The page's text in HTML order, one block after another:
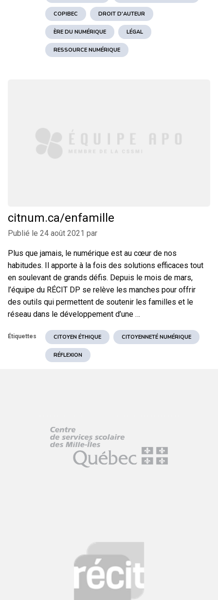
COPIBEC DROIT D'AUTEUR
ÈRE DU NUMÉRIQUE LÉGAL
RESSOURCE NUMÉRIQUE
citnum.ca/enfamille
Publié le 24 août 2021 par
Plus que jamais, le numérique est au cœur de nos
habitudes. Il apporte à la fois des solutions efficaces tout
en soulevant de grands défis. Depuis le mois de mars,
l’équipe du RÉCIT DP se relève les manches pour offrir
des outils qui permettent de soutenir les familles et le
réseau dans le développement d’une …
Étiquettes CITOYEN ÉTHIQUE CITOYENNETÉ NUMÉRIQUE
RÉFLEXION